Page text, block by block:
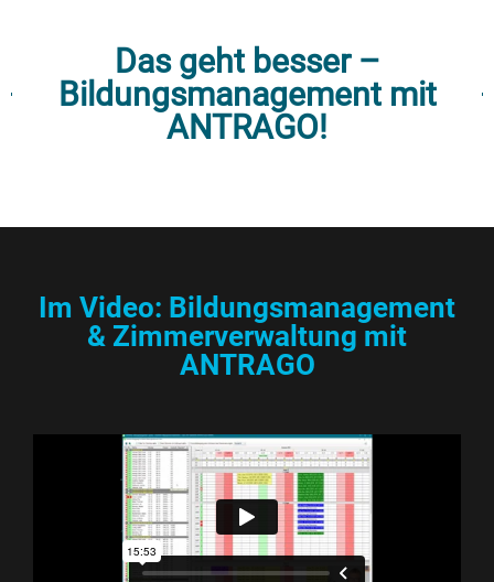
Das geht besser –
Bildungsmanagement mit
ANTRAGO!
Im Video: Bildungsmanagement
& Zimmerverwaltung mit
ANTRAGO